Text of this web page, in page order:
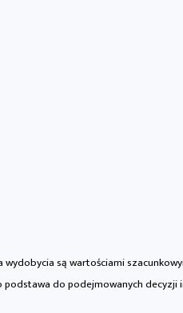
są wartościami
do podejmowanych decyzji